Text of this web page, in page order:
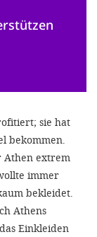
sie hat
bekommen.
Athen extrem
immer
bekleidet.
Athens
Einkleiden